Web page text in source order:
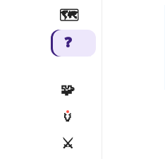
🗺️
❓
🧩
🏺
⚔️